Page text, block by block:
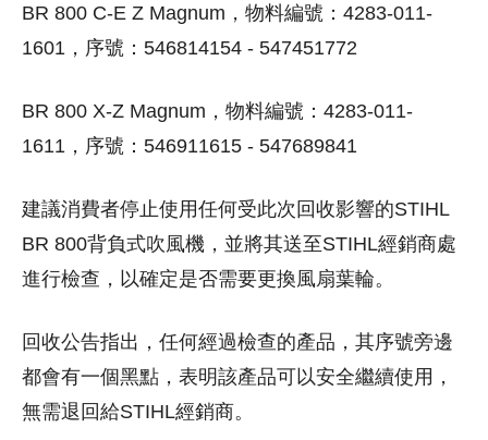
BR 800 C-E Z Magnum，物料編號：4283-011-
1601，序號：546814154 - 547451772
BR 800 X-Z Magnum，物料編號：4283-011-
1611，序號：546911615 - 547689841
建議消費者停止使用任何受此次回收影響的STIHL
BR 800背負式吹風機，並將其送至STIHL經銷商處
進行檢查，以確定是否需要更換風扇葉輪。
回收公告指出，任何經過檢查的產品，其序號旁邊
都會有一個黑點，表明該產品可以安全繼續使用，
無需退回給STIHL經銷商。